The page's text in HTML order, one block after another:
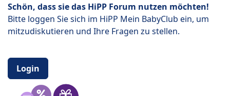
Schön, dass sie das HiPP Forum nutzen möchten!
Bitte loggen Sie sich im HiPP Mein BabyClub ein, um
mitzudiskutieren und Ihre Fragen zu stellen.
Login